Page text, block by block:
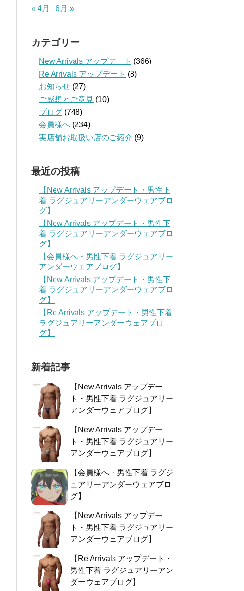
« 4月
6月 »
カテゴリー
New Arrivals アップデート (366)
Re Arrivals アップデート (8)
お知らせ (27)
ご感想とご意見 (10)
ブログ (748)
会員様へ (234)
実店舗お取扱い店のご紹介 (9)
最近の投稿
【New Arrivals アップデート・男性下
着 ラグジュアリーアンダーウェアブロ
グ】
【New Arrivals アップデート・男性下
着 ラグジュアリーアンダーウェアブロ
グ】
【会員様へ・男性下着 ラグジュアリー
アンダーウェアブログ】
【New Arrivals アップデート・男性下
着 ラグジュアリーアンダーウェアブロ
グ】
【Re Arrivals アップデート・男性下着
ラグジュアリーアンダーウェアブロ
グ】
新着記事
【New Arrivals アップデー
ト・男性下着 ラグジュアリー
アンダーウェアブログ】
【New Arrivals アップデー
ト・男性下着 ラグジュアリー
アンダーウェアブログ】
【会員様へ・男性下着 ラグジ
ュアリーアンダーウェアブロ
グ】
【New Arrivals アップデー
ト・男性下着 ラグジュアリー
アンダーウェアブログ】
【Re Arrivals アップデート・
男性下着 ラグジュアリーアン
ダーウェアブログ】